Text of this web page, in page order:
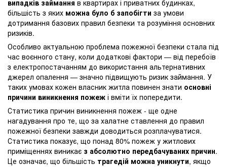
випадків займання в квартирах і приватних будинках,
більшість з яких можна було б запобігти за умови
дотримання базових правил безпеки та розуміння основних
ризиків.
Особливо актуальною проблема пожежної безпеки стала під
час воєнного стану, коли додаткові фактори — від перебоїв
з електропостачанням до використання альтернативних
джерел опалення — значно підвищують ризик займання. У
таких умовах кожен власник житла повинен знати основні
причини виникнення пожеж і вміти їх попередити.
Статистика причин виникнення пожеж - ще одне
нагадування про те, що за халатне ставлення до правил
пожежної безпеки завжди доводиться розплачуватися.
Статистика показує, що понад 80% пожеж у житлових
приміщеннях виникає з абсолютно передбачуваних причин.
Це означає, що більшість трагедій можна уникнути, якщо